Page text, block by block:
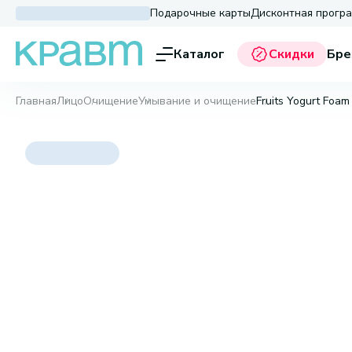
Подарочные картыДисконтная
Каталог Скидки
ГлавнаяЛицоОчищениеУмывание и очищениеFruits Yogurt